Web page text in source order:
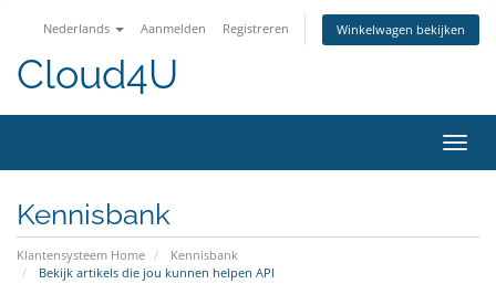
Nederlands Aanmelden Registreren Winkelwagen bekijken
Cloud4U
in-/
Kennisbank
Klantensysteem Home
Kennisbank
Bekijk artikels die jou kunnen helpen API